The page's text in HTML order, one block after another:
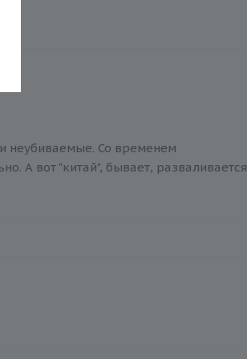
неубиваемые. Со временем
А вот "китай", бывает, разваливается